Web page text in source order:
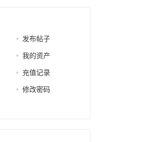
发布帖子
我的资产
充值记录
修改密码